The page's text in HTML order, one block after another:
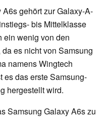
gehört zur Galaxy-A-
bis Mittelklasse
ein wenig von den
es nicht von Samsung
namens Wingtech
es das erste Samsung-
hergestellt wird.
Samsung Galaxy A6s zu